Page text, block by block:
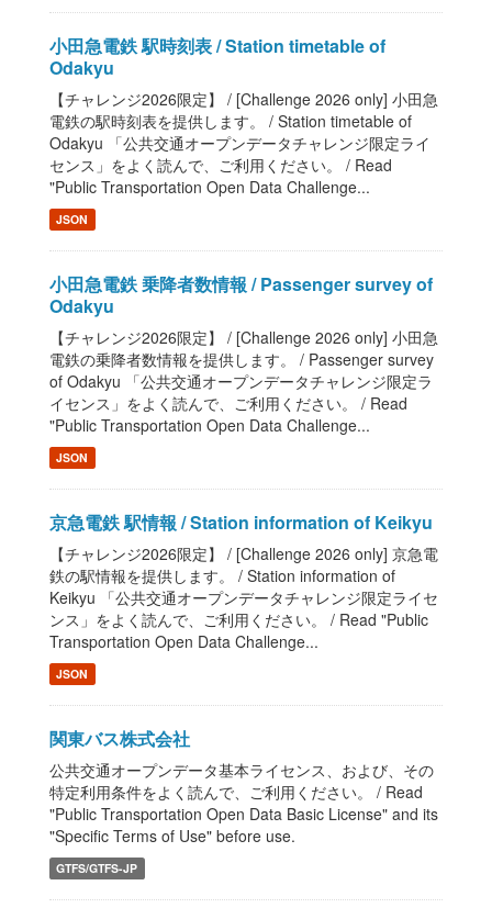
小田急電鉄 駅時刻表 / Station timetable of
Odakyu
【チャレンジ2026限定】 / [Challenge 2026 only] 小田急
電鉄の駅時刻表を提供します。 / Station timetable of
Odakyu 「公共交通オープンデータチャレンジ限定ライ
センス」をよく読んで、ご利用ください。 / Read
"Public Transportation Open Data Challenge...
JSON
小田急電鉄 乗降者数情報 / Passenger survey of
Odakyu
【チャレンジ2026限定】 / [Challenge 2026 only] 小田急
電鉄の乗降者数情報を提供します。 / Passenger survey
of Odakyu 「公共交通オープンデータチャレンジ限定ラ
イセンス」をよく読んで、ご利用ください。 / Read
"Public Transportation Open Data Challenge...
JSON
京急電鉄 駅情報 / Station information of Keikyu
【チャレンジ2026限定】 / [Challenge 2026 only] 京急電
鉄の駅情報を提供します。 / Station information of
Keikyu 「公共交通オープンデータチャレンジ限定ライセ
ンス」をよく読んで、ご利用ください。 / Read "Public
Transportation Open Data Challenge...
JSON
関東バス株式会社
公共交通オープンデータ基本ライセンス、および、その
特定利用条件をよく読んで、ご利用ください。 / Read
"Public Transportation Open Data Basic License" and its
"Specific Terms of Use" before use.
GTFS/GTFS-JP